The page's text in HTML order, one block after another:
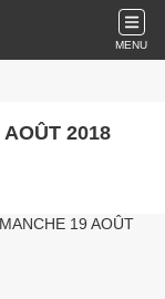
MENU
2018